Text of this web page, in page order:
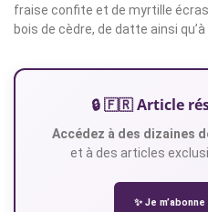
fraise confite et de myrtille
bois de cèdre, de datte ainsi
🔒 🇫🇷 Article
Accédez à des dizaines
et à des articles
✨ Je m’abonne